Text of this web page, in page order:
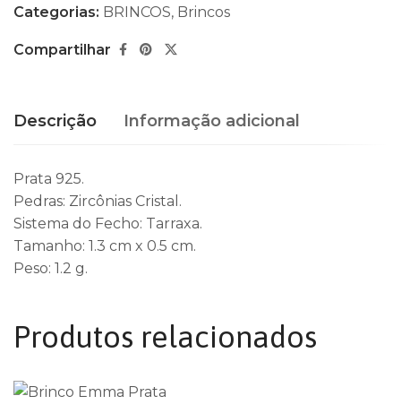
Categorias: BRINCOS, Brincos
Compartilhar
Descrição Informação adicional
Prata 925.
Pedras: Zircônias Cristal.
Sistema do Fecho: Tarraxa.
Tamanho: 1.3 cm x 0.5 cm.
Peso: 1.2 g.
Produtos relacionados